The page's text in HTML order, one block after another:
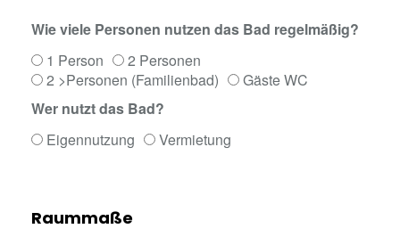
Wie viele Personen nutzen das Bad regelmäßig?
1 Person
2 Personen
2 >Personen (Familienbad)
Gäste WC
Wer nutzt das Bad?
Eigennutzung
Vermietung
Raummaße